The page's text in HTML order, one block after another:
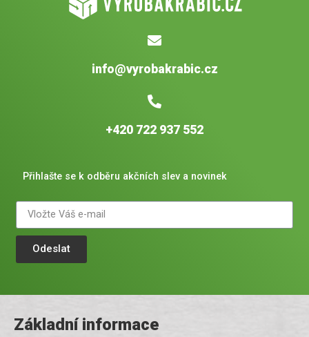
info@vyrobakrabic.cz
+420 722 937 552
Přihlašte se k odběru akčních slev a novinek
Odeslat
Základní informace